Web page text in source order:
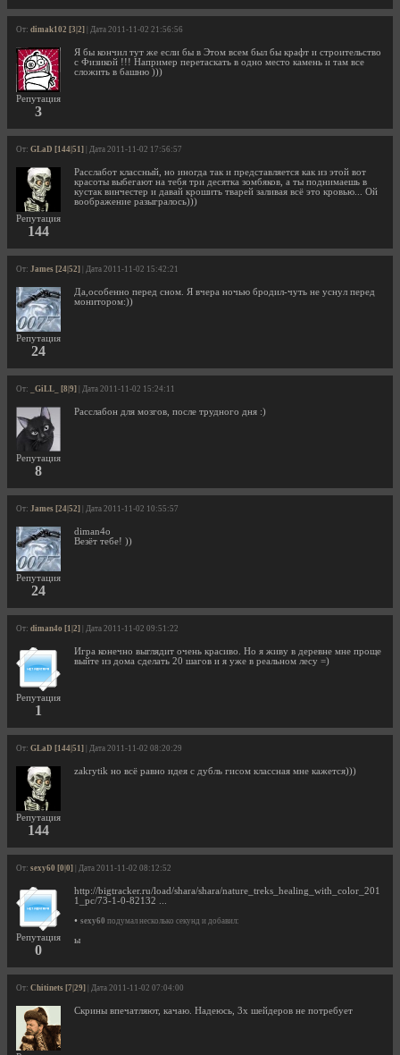
От: dimak102 [3|2] | Дата 2011-11-02 21:56:56
Репутация
3
Я бы кончил тут же если бы в Этом всем был бы крафт и строительство
с Физикой !!! Например перетаскать в одно место камень и там все
сложить в башню )))
От: GLaD [144|51] | Дата 2011-11-02 17:56:57
Репутация
144
Расслабот классный, но иногда так и представляется как из этой вот
красоты выбегают на тебя три десятка зомбяков, а ты поднимаешь в
кустак винчестер и давай крошить тварей заливая всё это кровью... Ой
воображение разыгралось)))
От: James [24|52] | Дата 2011-11-02 15:42:21
Репутация
24
Да,особенно перед сном. Я вчера ночью бродил-чуть не уснул перед
монитором:))
От: _GiLL_ [8|9] | Дата 2011-11-02 15:24:11
Репутация
8
Расслабон для мозгов, после трудного дня :)
От: James [24|52] | Дата 2011-11-02 10:55:57
Репутация
24
diman4o
Везёт тебе! ))
От: diman4o [1|2] | Дата 2011-11-02 09:51:22
Репутация
1
Игра конечно выглядит очень красиво. Но я живу в деревне мне проще
выйте из дома сделать 20 шагов и я уже в реальном лесу =)
От: GLaD [144|51] | Дата 2011-11-02 08:20:29
Репутация
144
zakrytik но всё равно идея с дубль гисом классная мне кажется)))
От: sexy60 [0|0] | Дата 2011-11-02 08:12:52
Репутация
0
http://bigtracker.ru/load/shara/shara/nature_treks_healing_with_color_201
1_pc/73-1-0-82132 ...
• sexy60 подумал несколько секунд и добавил:
ы
От: Chitinets [7|29] | Дата 2011-11-02 07:04:00
Скрины впечатляют, качаю. Надеюсь, 3х шейдеров не потребует